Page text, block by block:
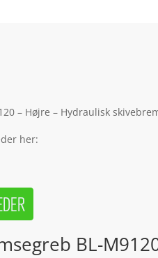
– Højre – Hydraulisk
her:
BL-